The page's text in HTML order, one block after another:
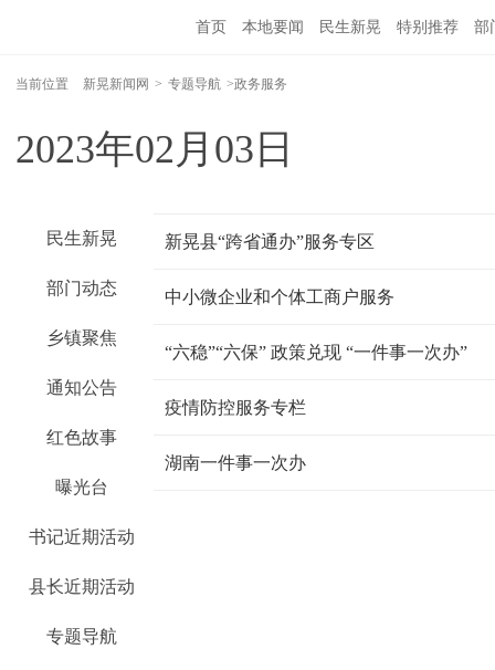
首页 本地要闻 民生新晃 特别推荐 部
当前位置 新晃新闻网 > 专题导航 >政务服务
2023年02月03日
民生新晃
部门动态
乡镇聚焦
通知公告
红色故事
曝光台
书记近期活动
县长近期活动
专题导航
新晃县“跨省通办”服务专区
中小微企业和个体工商户服务
“六稳”“六保” 政策兑现 “一件事一次办”
疫情防控服务专栏
湖南一件事一次办